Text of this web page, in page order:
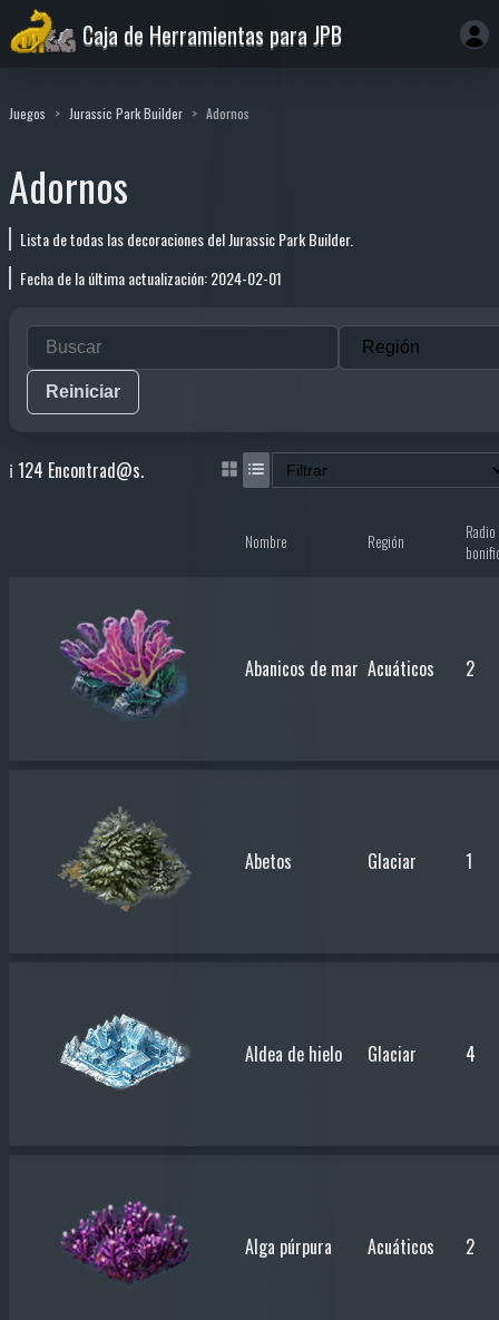
Caja de Herramientas para JPB
Juegos Jurassic Park Builder Adornos
Adornos
Lista de todas las decoraciones del Jurassic Park Builder.
Fecha de la última actualización: 2024-02-01
Reiniciar
ℹ️ 124 Encontrad@s.
Nombre Región
Abanicos de mar Acuáticos 2
Abetos Glaciar 1
Aldea de hielo Glaciar 4
Alga púrpura Acuáticos 2